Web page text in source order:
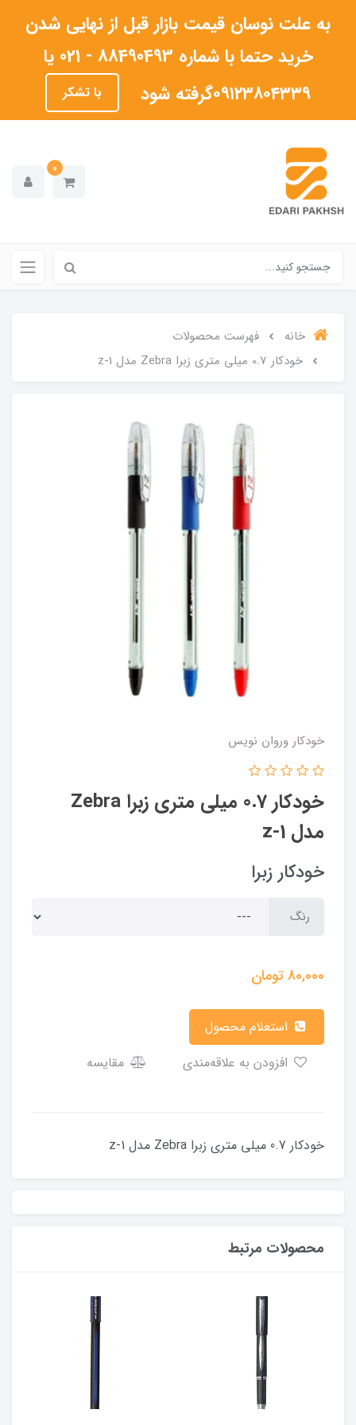
به علت نوسان قیمت بازار قبل از نهایی شدن
خرید حتما با شماره 88490493 - 021 یا
۰۹۱۲۳۸۰۴۳۳۹گرفته شود
با تشکر
0
خانه
فهرست محصولات
خودکار 0.7 میلی متری زبرا Zebra مدل z-1
خودکار وروان نویس
خودکار 0.7 میلی متری زبرا Zebra
مدل z-1
خودکار زبرا
رنگ
80,000تومان
مقایسه
خودکار 0.7 میلی متری زبرا Zebra مدل z-1
محصولات مرتبط